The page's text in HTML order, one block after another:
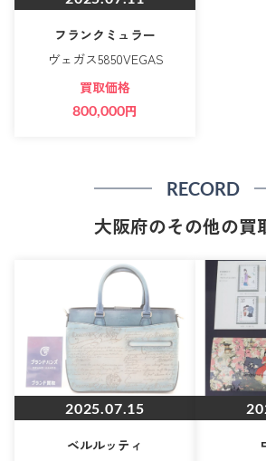
フランクミュラー
ヴェガス5850VEGAS
買取価格
800,000円
RECORD
大阪府のその他の買
2025.07.15
ベルルッティ